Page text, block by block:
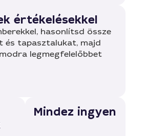
értékelésekkel
hasonlítsd össze
és tapasztalukat, majd
legmegfelelőbbet
Mindez ingyen